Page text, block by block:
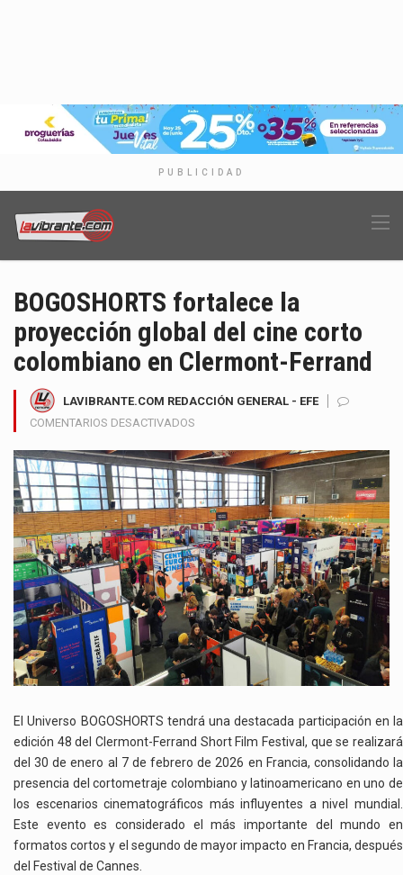
PUBLICIDAD
BOGOSHORTS fortalece la
proyección global del cine corto
colombiano en Clermont-Ferrand
LAVIBRANTE.COM REDACCIÓN GENERAL - EFE
COMENTARIOS DESACTIVADOS
FORTALECE
LA
PROYECCIÓN
GLOBAL
DEL
CINE
CORTO
COLOMBIANO
EN
CLERMONT-
FERRAND
El Universo BOGOSHORTS tendrá una destacada participación en la
edición 48 del Clermont-Ferrand Short Film Festival, que se realizará
del 30 de enero al 7 de febrero de 2026 en Francia, consolidando la
presencia del cortometraje colombiano y latinoamericano en uno de
los escenarios cinematográficos más influyentes a nivel mundial.
Este evento es considerado el más importante del mundo en
formatos cortos y el segundo de mayor impacto en Francia, después
del Festival de Cannes.